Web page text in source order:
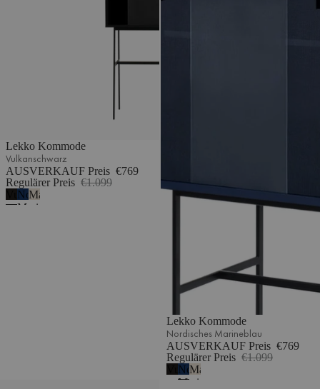
Lekko Kommode
Vulkanschwarz
AUSVERKAUF Preis €769
Regulärer Preis €1.099
Vulkanschwarz
Nordisches
Marineblau
Mandelgrau
Lekko Kommode
Nordisches Marineblau
AUSVERKAUF Preis €769
Regulärer Preis €1.099
Vulkanschwarz
Nordisches
Marineblau
Mandelgrau